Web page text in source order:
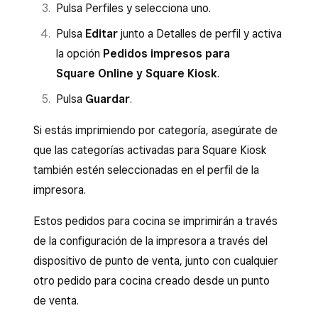
Pulsa Perfiles y selecciona uno.
Pulsa Editar junto a Detalles de perfil y activa
la opción Pedidos impresos para
Square Online y Square Kiosk.
Pulsa Guardar.
Si estás imprimiendo por categoría, asegúrate de
que las categorías activadas para Square Kiosk
también estén seleccionadas en el perfil de la
impresora.
Estos pedidos para cocina se imprimirán a través
de la configuración de la impresora a través del
dispositivo de punto de venta, junto con cualquier
otro pedido para cocina creado desde un punto
de venta.